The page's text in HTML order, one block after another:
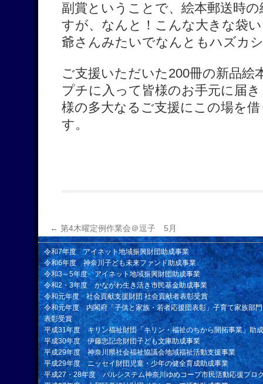
副賞ということで、絵本郵送時
すが、なんと！こんな大きな袋
爺さんみたいでなんともハズカ
ご支援いただいた200冊の新品絵
プチに入って皆様のお手元に届
様の多大なるご支援にこの場を
す。
← 第4木曜定例作業会＠逗子 5月
令和7年度 アイネット地域振興財団助成事業
令和6年度 神奈川子ども未来ファンド助成事業
令和3～5年度 アイネット地域振興財団助成事業
令和2・3年度 かながわ生き活き市民基金助成事業
令和元年度 社会貢献支援財団 社会貢献者表彰受賞
令和元年度 内閣府「子供と家族・若者応援団表彰」子育て家族部
表彰受賞
平成31年度 キリン福祉財団「キリン・福祉のちから開拓事業」助
平成30年度 伊藤忠記念財団子ども文庫助成事業
平成29年度 神奈川県社会福祉協議会地域福祉活動支援事業
平成29年度 ニッセイ財団児童・少年の健全育成助成事業
平成27・28年度 パルシステム神奈川ゆめコープ市民活動応援プロ